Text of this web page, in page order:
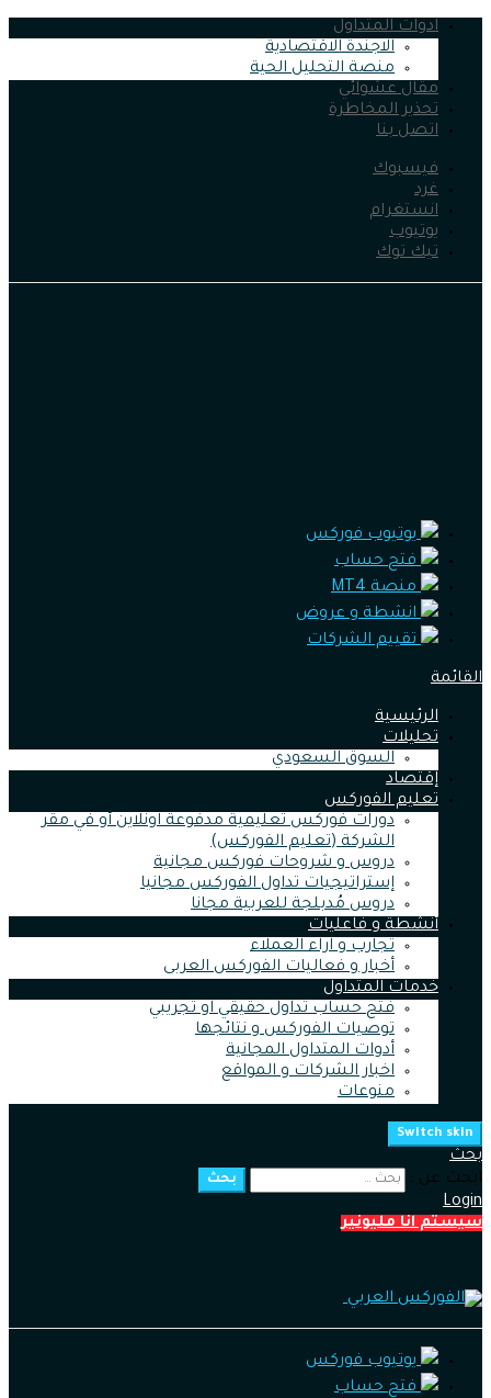
ادوات المتداول
الاجندة الاقتصادية
منصة التحليل الحية
مقال عشوائي
تحذير المخاطرة
اتصل بنا
فيسبوك
غرد
انستغرام
يوتيوب
تيك توك
يوتيوب فوركس
فتح حساب
منصة MT4
انشطة و عروض
تقييم الشركات
القائمة
الرئيسية
تحليلات
السوق السعودي
إقتصاد
تعليم الفوركس
دورات فوركس تعليمية مدفوعة اونلاين أو في مقر
الشركة (تعليم الفوركس)
دروس و شروحات فوركس مجانية
إستراتيجيات تداول الفوركس مجانيا
دروس مُدبلجة للعربية مجانا
أنشطة و فاعليات
تجارب و اراء العملاء
أخبار و فعاليات الفوركس العربى
خدمات المتداول
فتح حساب تداول حقيقي او تجريبي
توصيات الفوركس و نتائجها
أدوات المتداول المجانية
اخبار الشركات و المواقع
منوعات
Switch skin
بحث
ابحث عن :
بحث
Login
سيستم انا مليونير
يوتيوب فوركس
فتح حساب